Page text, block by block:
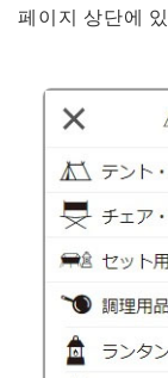
페이지 상단에